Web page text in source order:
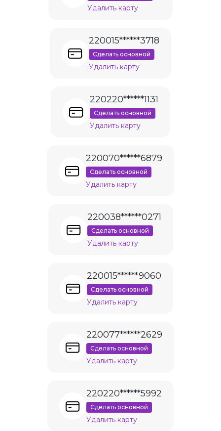
Удалить карту
220015******3718
Сделать основной
Удалить карту
220220******1131
Сделать основной
Удалить карту
220070******6879
Сделать основной
Удалить карту
220038******0271
Сделать основной
Удалить карту
220015******9060
Сделать основной
Удалить карту
220077******2629
Сделать основной
Удалить карту
220220******5992
Сделать основной
Удалить карту